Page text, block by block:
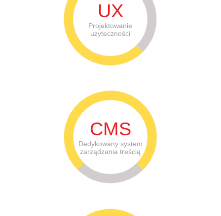
UX
Projektowanie
użyteczności
CMS
Dedykowany system
zarządzania treścią